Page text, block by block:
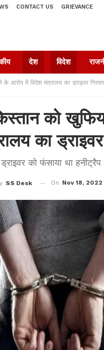
CONTACT US GRIEVANCE
देश विदेश
आरोप में विदेश मंत्रालय का ड्राइवर
को
का ड्राइवर
को फंसाया था हनीट्रैप
SS Desk On Nov 18, 2022